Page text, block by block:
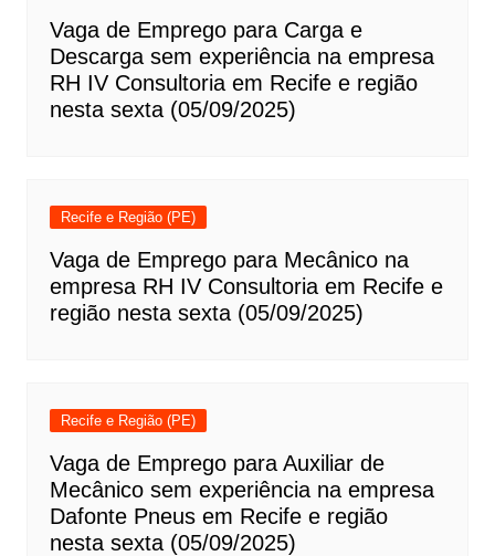
Vaga de Emprego para Carga e
Descarga sem experiência na empresa
RH IV Consultoria em Recife e região
nesta sexta (05/09/2025)
Recife e Região (PE)
Vaga de Emprego para Mecânico na
empresa RH IV Consultoria em Recife e
região nesta sexta (05/09/2025)
Recife e Região (PE)
Vaga de Emprego para Auxiliar de
Mecânico sem experiência na empresa
Dafonte Pneus em Recife e região
nesta sexta (05/09/2025)